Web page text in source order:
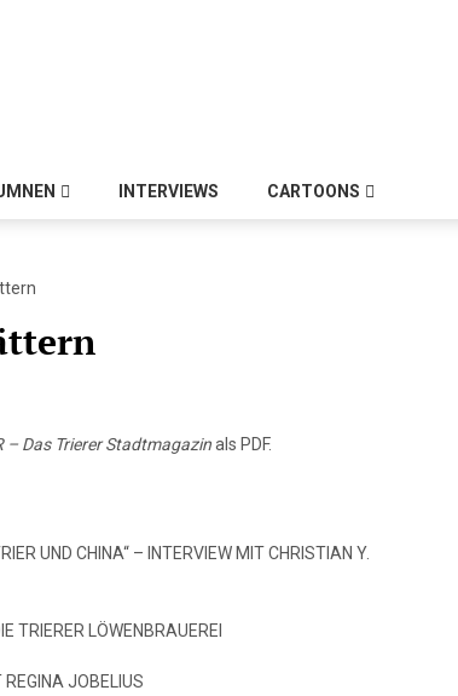
INTERVIEWS CARTOONS
– Das Trierer Stadtmagazinals PDF.
UND CHINA“ – INTERVIEW MIT CHRISTIAN Y.
TRIERER LÖWENBRAUEREI
JOBELIUS